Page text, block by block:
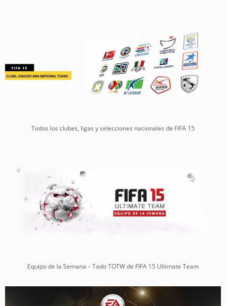
Todos los clubes, ligas y selecciones nacionales de FIFA 15
Equipo de la Semana – Todo TOTW de FIFA 15 Ultimate Team